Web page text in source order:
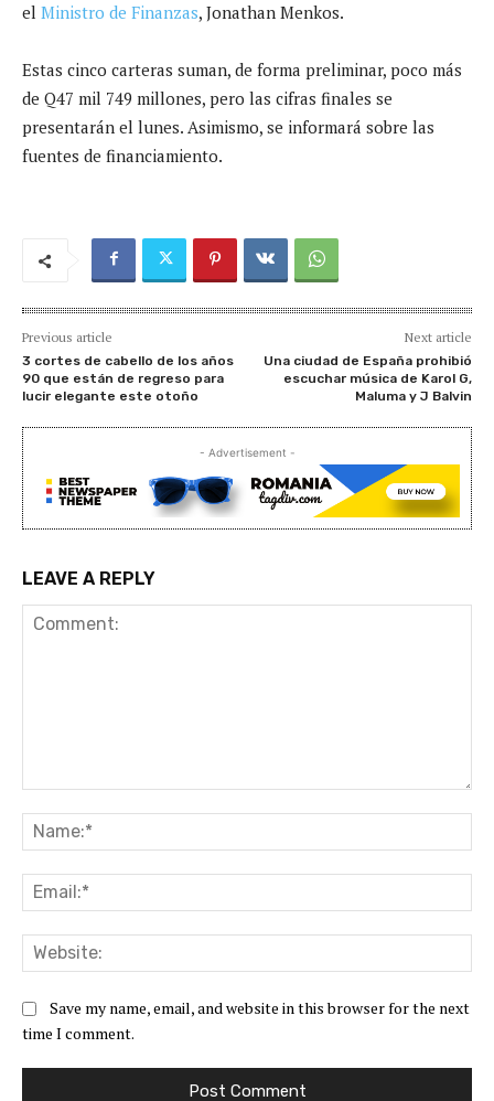
el Ministro de Finanzas, Jonathan Menkos.
Estas cinco carteras suman, de forma preliminar, poco más
de Q47 mil 749 millones, pero las cifras finales se
presentarán el lunes. Asimismo, se informará sobre las
fuentes de financiamiento.
Previous article
3 cortes de cabello de los años
90 que están de regreso para
lucir elegante este otoño
Next article
Una ciudad de España prohibió
escuchar música de Karol G,
Maluma y J Balvin
- Advertisement -
LEAVE A REPLY
Save my name, email, and website in this browser for the next
time I comment.